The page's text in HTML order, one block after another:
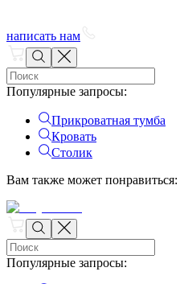
написать нам
Популярные запросы:
Прикроватная тумба
Кровать
Столик
Вам также может понравиться:
Популярные запросы: